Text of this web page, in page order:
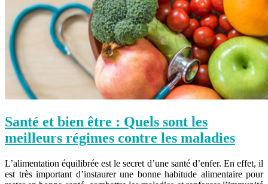
Santé et bien être : Quels sont les
meilleurs régimes contre les maladies
L’alimentation équilibrée est le secret d’une santé d’enfer. En effet, il
est très important d’instaurer une bonne habitude alimentaire pour